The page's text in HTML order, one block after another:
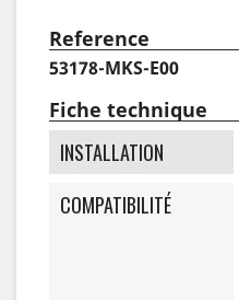
Reference
53178-MKS-E00
Fiche technique
INSTALLATION
COMPATIBILITÉ